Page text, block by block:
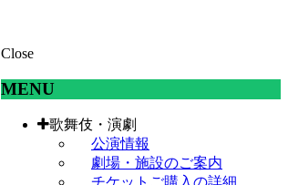
Close
MENU
歌舞伎・演劇
公演情報
劇場・施設のご案内